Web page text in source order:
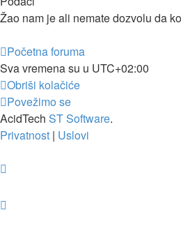
Žao nam je ali nemate dozvolu da
Početna foruma
Sva vremena su u UTC+02:00
Obriši kolačiće
Povežimo se
AcidTech ST Software.
Privatnost | Uslovi